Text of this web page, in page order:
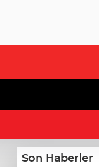
Son Haberler